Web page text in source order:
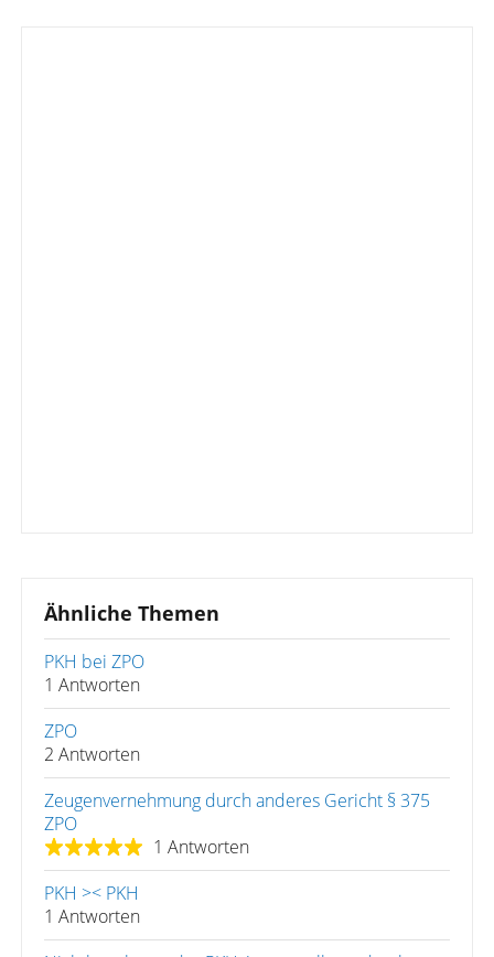
Ähnliche Themen
PKH bei ZPO
1 Antworten
ZPO
2 Antworten
Zeugenvernehmung durch anderes Gericht § 375
ZPO
1 Antworten
PKH >< PKH
1 Antworten